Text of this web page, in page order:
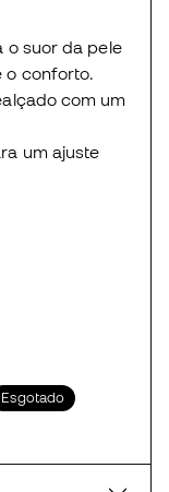
o suor da pele
o conforto.
com um
um ajuste
Esgotado